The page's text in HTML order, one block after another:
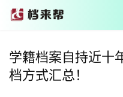
学籍档案自持近十
档方式汇总！